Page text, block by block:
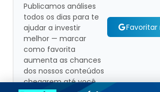
Publicamos análises
todos os dias para te
ajudar a investir
melhor — marcar
como favorita
aumenta as chances
dos nossos conteúdos
chegarem até você.
Favoritar